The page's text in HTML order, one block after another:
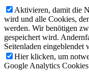
Aktivieren, damit die
wird und alle Cookies,
werden. Wir benötigen
gespeichert wird.
Seitenladen eingeblendet
Hier klicken, um
Google Analytics Cookies